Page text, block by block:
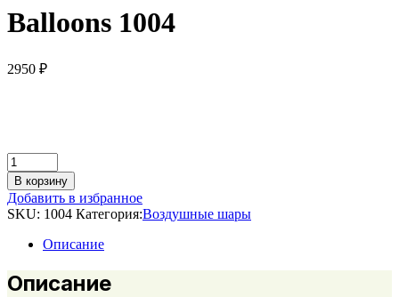
Balloons 1004
2950 ₽
Balloons
1004
quantity
В корзину
Добавить в избранное
SKU: 1004 Категория:Воздушные шары
Описание
Описание